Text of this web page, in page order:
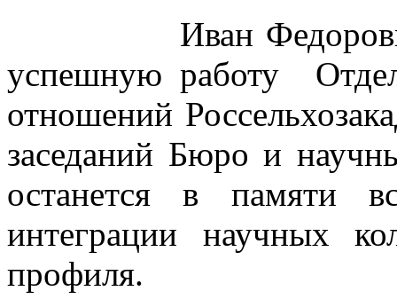
Иван Федорович
успешную работу
отношений
заседаний Бюро и
останется в памяти
интеграции научных
профиля.